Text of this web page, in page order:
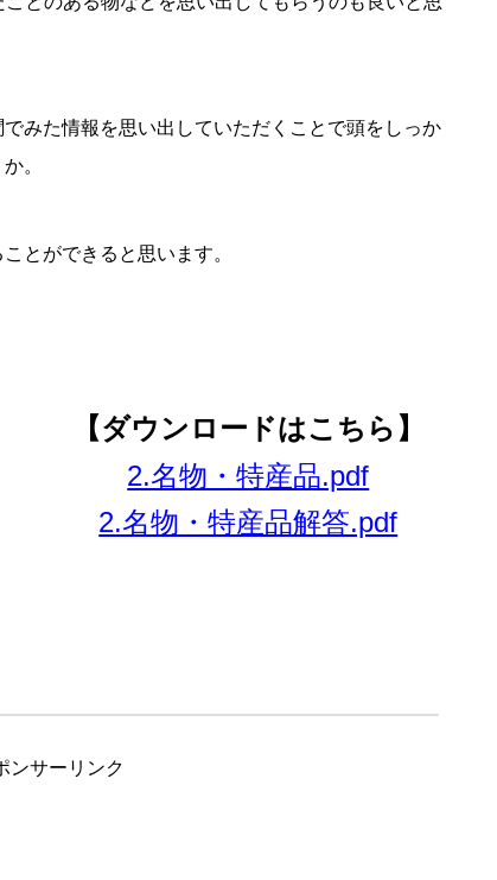
みた情報を思い出していただくことで頭をしっか
。
とができると思います。
【ダウンロードはこちら】
2.名物・特産品.pdf
2.名物・特産品解答.pdf
ンサーリンク